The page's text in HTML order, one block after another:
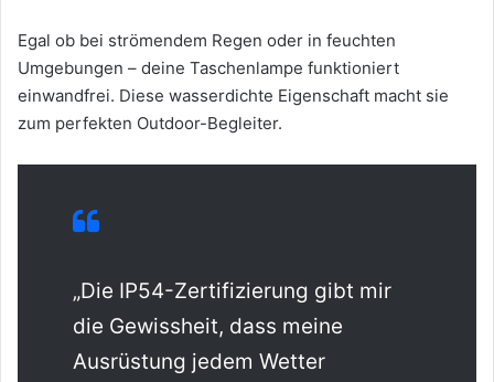
Egal ob bei strömendem Regen oder in feuchten
Umgebungen – deine Taschenlampe funktioniert
einwandfrei. Diese wasserdichte Eigenschaft macht sie
zum perfekten Outdoor-Begleiter.
„Die IP54-Zertifizierung gibt mir
die Gewissheit, dass meine
Ausrüstung jedem Wetter